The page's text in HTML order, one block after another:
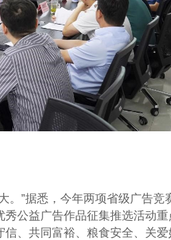
。”据悉，今年两项省级广告竞
公益广告作品征集推选活动
、共同富裕、粮食安全、关